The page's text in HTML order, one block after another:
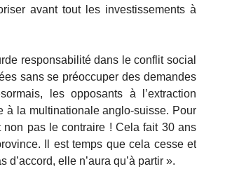
avant tout les investissements à
responsabilité dans le conflit social
sans se préoccuper des demandes
les opposants à l’extraction
à la multinationale anglo-suisse. Pour
non pas le contraire ! Cela fait 30 ans
Il est temps que cela cesse et
elle n’aura qu’à partir ».